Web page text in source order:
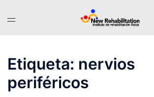
Alternar
Etiqueta: nervios
periféricos